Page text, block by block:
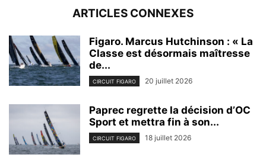
ARTICLES CONNEXES
Figaro. Marcus Hutchinson : « La
Classe est désormais maîtresse
de...
CIRCUIT FIGARO 20 juillet 2026
Paprec regrette la décision d’OC
Sport et mettra fin à son...
CIRCUIT FIGARO 18 juillet 2026